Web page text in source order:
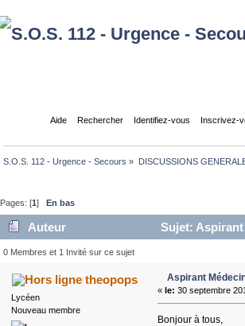
Aide Rechercher Identifiez-vous Inscrivez-
S.O.S. 112 - Urgence - Secours » DISCUSSIONS
Pages: [1]En bas
Auteur Sujet:
0 Membres et 1 Invité sur ce sujet
theopops
Lycéen
Nouveau membre
Aspirant
« le: 30 septembre
Bonjour à tous,